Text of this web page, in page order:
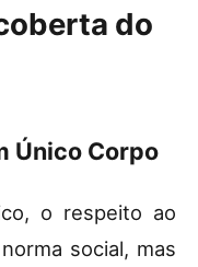
do
Único Corpo
o respeito ao
social, mas